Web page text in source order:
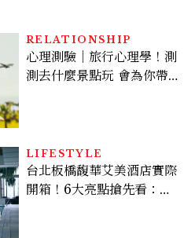
RELATIONSHIP
心理測驗｜旅行心理學！測
測去什麼景點玩 會為你帶來
LIFESTYLE
台北板橋馥華艾美酒店實際
開箱！6大亮點搶先看：新